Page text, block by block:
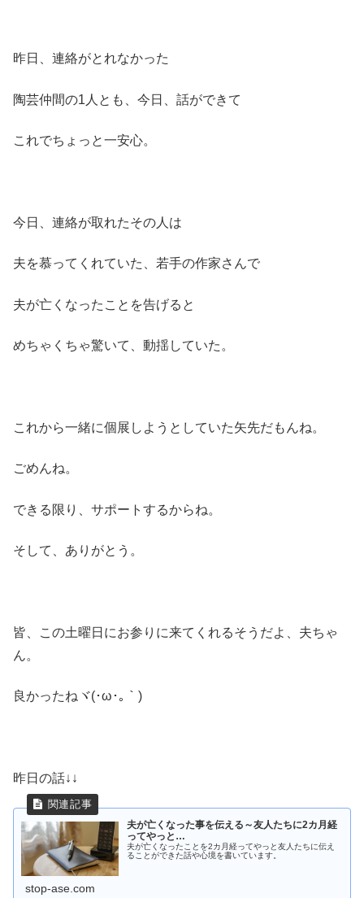
昨日、連絡がとれなかった
陶芸仲間の1人とも、今日、話ができて
これでちょっと一安心。
今日、連絡が取れたその人は
夫を慕ってくれていた、若手の作家さんで
夫が亡くなったことを告げると
めちゃくちゃ驚いて、動揺していた。
これから一緒に個展しようとしていた矢先だもんね。
ごめんね。
できる限り、サポートするからね。
そして、ありがとう。
皆、この土曜日にお参りに来てくれるそうだよ、夫ちゃ
ん。
良かったねヾ(･ω･｡｀)
昨日の話↓↓
夫が亡くなった事を伝える～友人たちに2カ月経
ってやっと…
夫が亡くなったことを2カ月経ってやっと友人たちに伝え
ることができた話や心境を書いています。
stop-ase.com